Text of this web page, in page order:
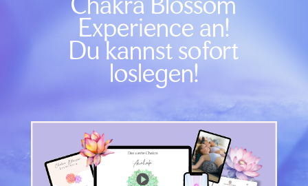
Chakra Blossom
Experience an!
Du kannst sofort
loslegen!